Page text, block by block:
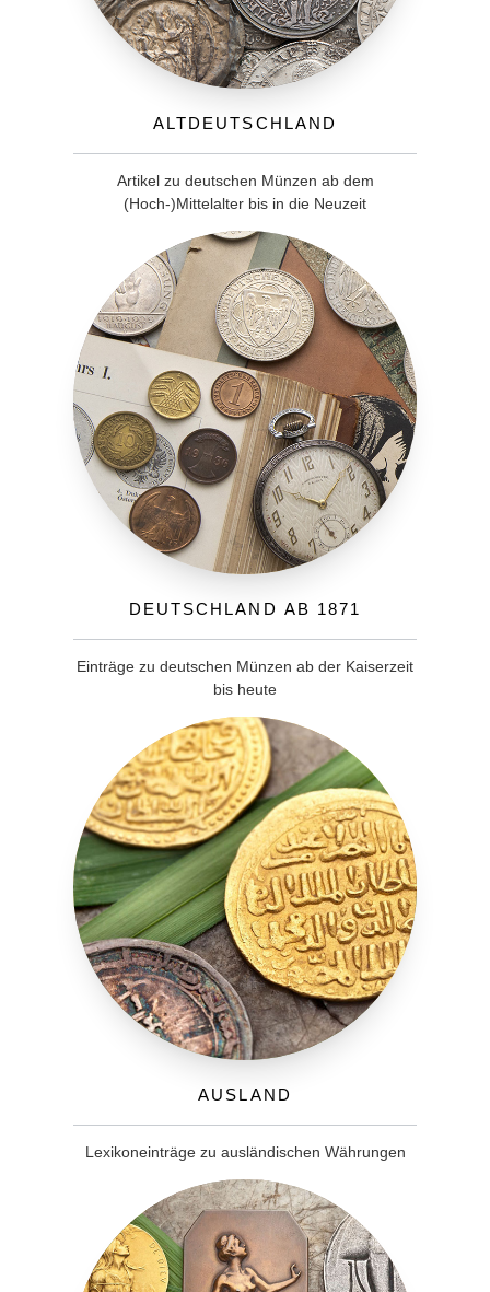
Altdeutschland
Artikel zu deutschen Münzen ab dem
(Hoch-)Mittelalter bis in die Neuzeit
Deutschland ab 1871
Einträge zu deutschen Münzen ab der Kaiserzeit
bis heute
Ausland
Lexikoneinträge zu ausländischen Währungen